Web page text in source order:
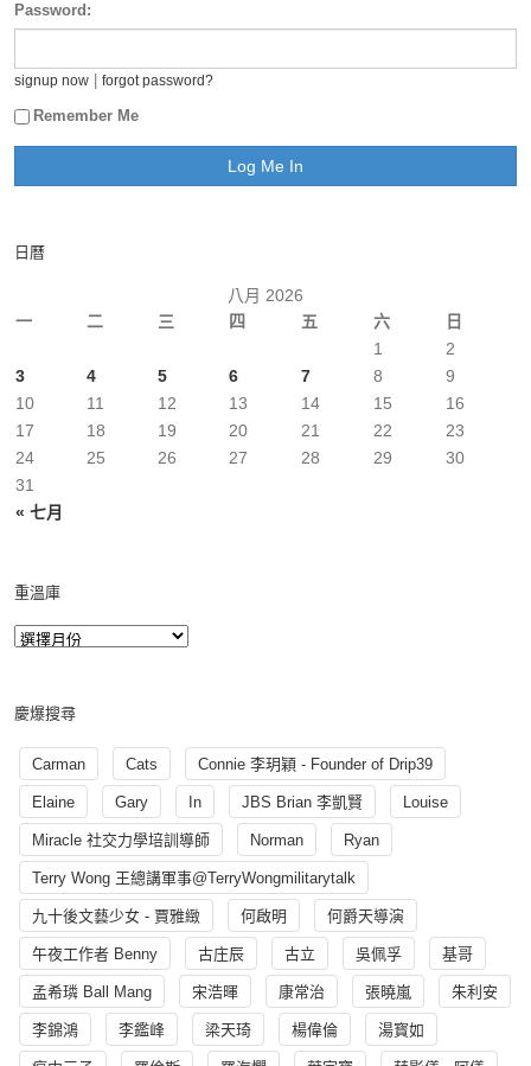
Password:
signup now forgot password?
Remember Me
日曆
八月 2026
一
二 三 四 五 六 日
« 七月
1
2
3
4 5 6 7 8
9
10
11 12 13 14 15
16
17
18 19 20 21 22
23
24
25 26 27 28 29
30
31
重溫庫
慶爆搜尋
Carman Cats Connie 李玥穎 - Founder of Drip39
Elaine Gary In JBS Brian 李凱賢 Louise
Miracle 社交力學培訓導師 Norman Ryan
Terry Wong 王總講軍事@TerryWongmilitarytalk
九十後文藝少女 - 賈雅緻 何啟明 何爵天導演
午夜工作者 Benny 古庄辰 古立 吳佩孚 基哥
孟希璘 Ball Mang 宋浩暉 康常治 張曉嵐 朱利安
李錦鴻 李鑑峰 梁天琦 楊偉倫 湯寳如